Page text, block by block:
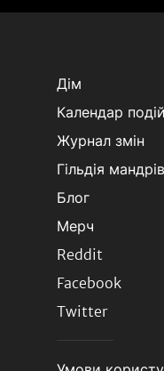
Дім
Календар подій
Журнал змін
Гільдія
Блог
Мерч
Reddit
Facebook
Twitter